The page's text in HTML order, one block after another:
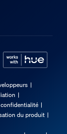
du produit